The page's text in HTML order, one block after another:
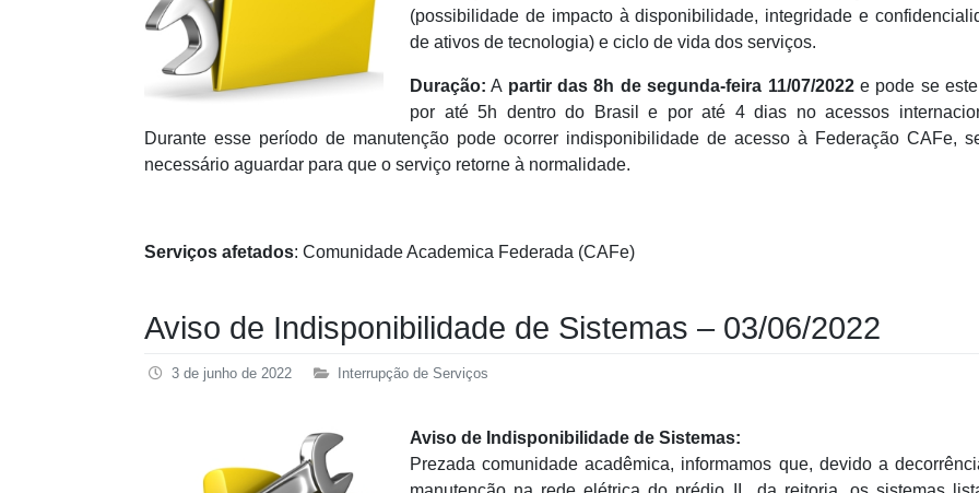
(possibilidade de impacto à disponibilidade, integridade e
de ativos de tecnologia) e ciclo de vida dos serviços.
Duração: A partir das 8h de segunda-feira 11/07/2022e pode se
por até 5h dentro do Brasil e por até 4 dias no acessos
Durante esse período de manutenção pode ocorrer indisponibilidade de acesso à Federação CAFe,
necessário aguardar para que o serviço retorne à normalidade.
Serviços afetados: Comunidade Academica Federada (CAFe)
Aviso de Indisponibilidade de Sistemas – 03/06/2022
3 de junho de 2022 Interrupção de Serviços
Aviso de Indisponibilidade de Sistemas:
Prezada comunidade acadêmica, informamos que, devido a